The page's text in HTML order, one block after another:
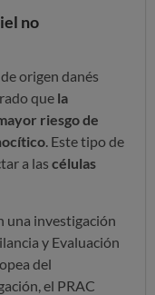
no
origen danés
que la
riesgo de
. Este tipo de
a las células
una investigación
y Evaluación
del
el PRAC